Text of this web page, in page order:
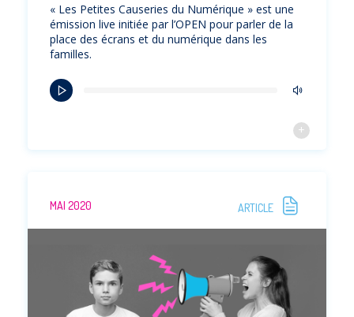
« Les Petites Causeries du Numérique » est une
émission live initiée par l’OPEN pour parler de la
place des écrans et du numérique dans les
familles.
MAI 2020 ARTICLE